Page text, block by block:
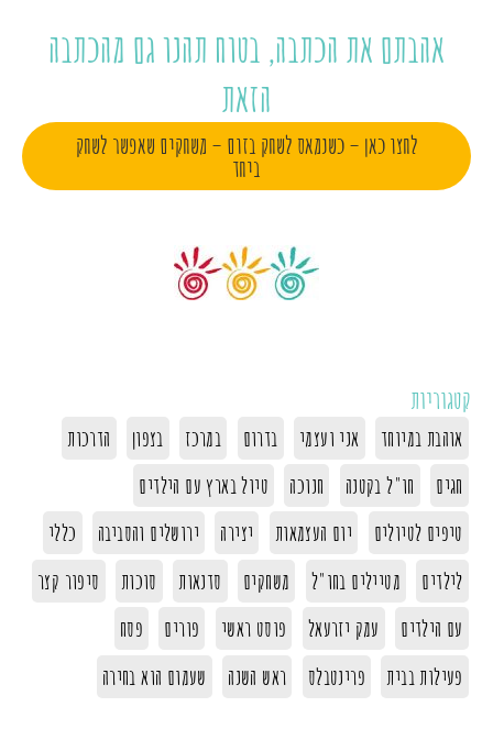
אהבתם את הכתבה, בטוח תהנו גם מהכתבה
הזאת
לחצו כאן – כשנמאס לשחק בזום – משחקים שאפשר לשחק
ביחד
קטגוריות
אוהבת במיוחד אני ועצמי בדרום במרכז בצפון
הדרכות
חגים
חו"ל בקטנה חנוכה
טיול בארץ עם הילדים
טיפים לטיולים
יום העצמאות יצירה ירושלים והסביבה
כללי
לילדים
מטיילים בחו"ל משחקים סדנאות סוכות
סיפור קצר
עם הילדים
עמק יזרעאל פוסט ראשי פורים
פסח
פעילות בבית
פרינטבלס ראש השנה שעמום הוא בחירה